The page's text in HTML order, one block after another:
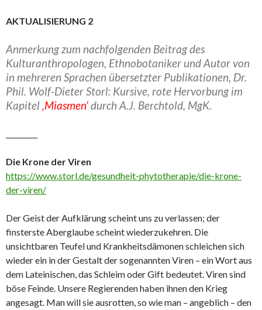
AKTUALISIERUNG 2
Anmerkung zum nachfolgenden Beitrag des
Kulturanthropologen, Ethnobotaniker und Autor von
in mehreren Sprachen übersetzter Publikationen, Dr.
Phil. Wolf-Dieter Storl: Kursive, rote Hervorbung im
Kapitel ‚Miasmen‘durch A.J. Berchtold, MgK.
Die Krone der Viren
https://www.storl.de/gesundheit-phytotherapie/die-krone-
der-viren/
Der Geist der Aufklärung scheint uns zu verlassen; der
finsterste Aberglaube scheint wiederzukehren. Die
unsichtbaren Teufel und Krankheitsdämonen schleichen sich
wieder ein in der Gestalt der sogenannten Viren – ein Wort aus
dem Lateinischen, das Schleim oder Gift bedeutet. Viren sind
böse Feinde. Unsere Regierenden haben ihnen den Krieg
angesagt. Man will sie ausrotten, so wie man – angeblich – den